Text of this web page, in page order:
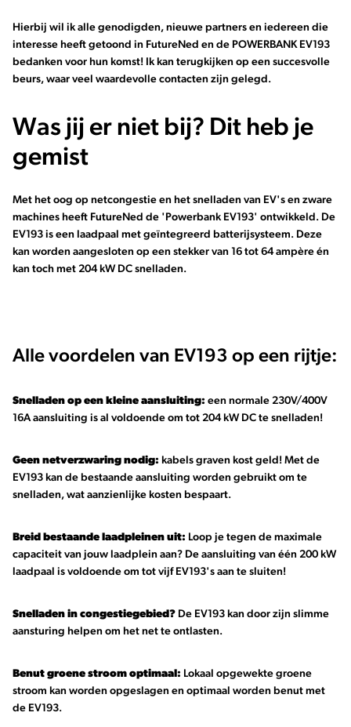
Hierbij wil ik alle genodigden, nieuwe partners en iedereen die
interesse heeft getoond in FutureNed en de POWERBANK EV193
bedanken voor hun komst! Ik kan terugkijken op een succesvolle
beurs, waar veel waardevolle contacten zijn gelegd.
Was jij er niet bij? Dit heb je
gemist
Met het oog op netcongestie en het snelladen van EV's en zware
machines heeft FutureNed de 'Powerbank EV193' ontwikkeld. De
EV193 is een laadpaal met geïntegreerd batterijsysteem. Deze
kan worden aangesloten op een stekker van 16 tot 64 ampère én
kan toch met 204 kW DC snelladen.
Alle voordelen van EV193 op een rijtje:
Snelladen op een kleine aansluiting: een normale 230V/400V
16A aansluiting is al voldoende om tot 204 kW DC te snelladen!
Geen netverzwaring nodig: kabels graven kost geld! Met de
EV193 kan de bestaande aansluiting worden gebruikt om te
snelladen, wat aanzienlijke kosten bespaart.
Breid bestaande laadpleinen uit: Loop je tegen de maximale
capaciteit van jouw laadplein aan? De aansluiting van één 200 kW
laadpaal is voldoende om tot vijf EV193's aan te sluiten!
Snelladen in congestiegebied? De EV193 kan door zijn slimme
aansturing helpen om het net te ontlasten.
Benut groene stroom optimaal: Lokaal opgewekte groene
stroom kan worden opgeslagen en optimaal worden benut met
de EV193.